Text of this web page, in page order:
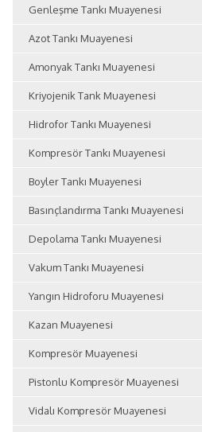
Genleşme Tankı Muayenesi
Azot Tankı Muayenesi
Amonyak Tankı Muayenesi
Kriyojenik Tank Muayenesi
Hidrofor Tankı Muayenesi
Kompresör Tankı Muayenesi
Boyler Tankı Muayenesi
Basınçlandırma Tankı Muayenesi
Depolama Tankı Muayenesi
Vakum Tankı Muayenesi
Yangın Hidroforu Muayenesi
Kazan Muayenesi
Kompresör Muayenesi
Pistonlu Kompresör Muayenesi
Vidalı Kompresör Muayenesi